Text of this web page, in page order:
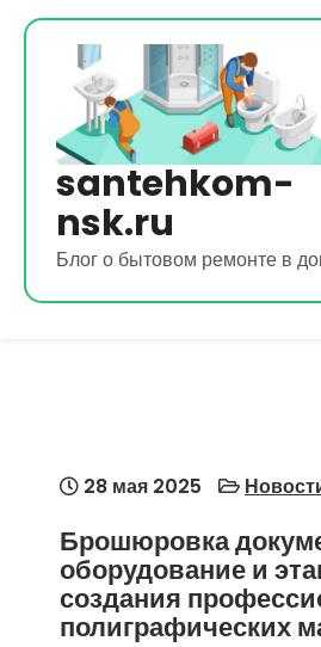
Перейти
содержимому
santehkom-
nsk.ru
Блог о бытовом ремонте в
28 мая 2025
Брошюровка
оборудование и
создания
полиграфических